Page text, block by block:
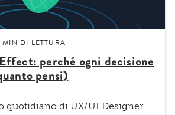
MIN DI LETTURA
perché ogni decisione
pensi)
quotidiano di UX/UI Designer